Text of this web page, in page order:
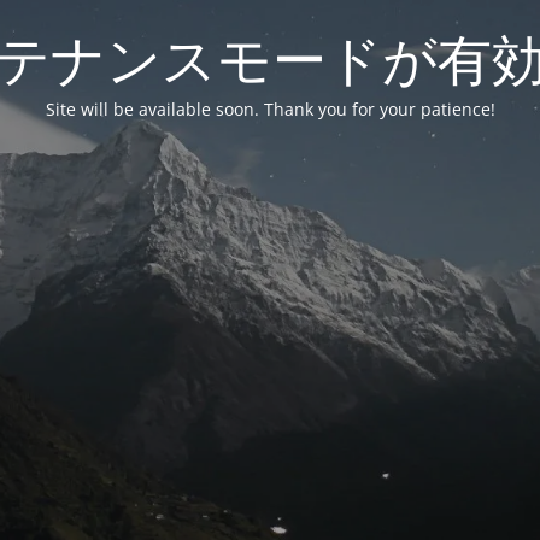
ナンスモードが有
Site will be available soon. Thank you for your patience!